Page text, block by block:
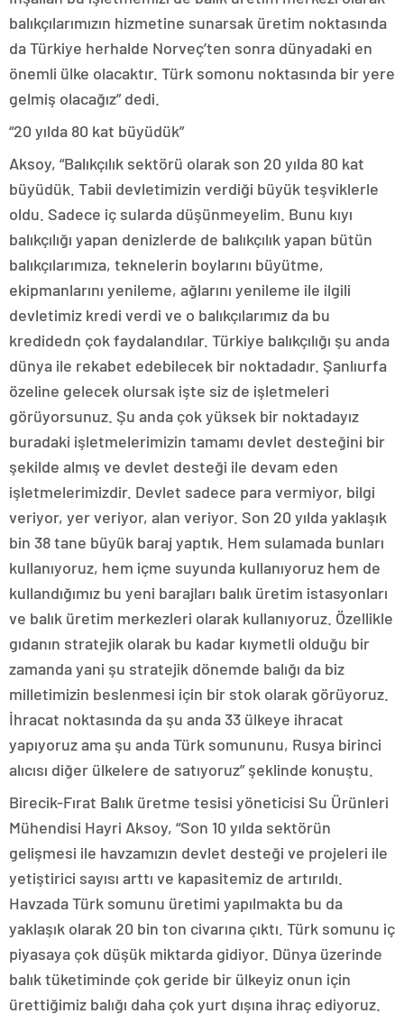
balıkçılarımızın hizmetine sunarsak üretim noktasında
da Türkiye herhalde Norveç’ten sonra dünyadaki en
önemli ülke olacaktır. Türk somonu noktasında bir yere
gelmiş olacağız” dedi.
“20 yılda 80 kat büyüdük”
Aksoy, “Balıkçılık sektörü olarak son 20 yılda 80 kat
büyüdük. Tabii devletimizin verdiği büyük teşviklerle
oldu. Sadece iç sularda düşünmeyelim. Bunu kıyı
balıkçılığı yapan denizlerde de balıkçılık yapan bütün
balıkçılarımıza, teknelerin boylarını büyütme,
ekipmanlarını yenileme, ağlarını yenileme ile ilgili
devletimiz kredi verdi ve o balıkçılarımız da bu
kredidedn çok faydalandılar. Türkiye balıkçılığı şu anda
dünya ile rekabet edebilecek bir noktadadır. Şanlıurfa
özeline gelecek olursak işte siz de işletmeleri
görüyorsunuz. Şu anda çok yüksek bir noktadayız
buradaki işletmelerimizin tamamı devlet desteğini bir
şekilde almış ve devlet desteği ile devam eden
işletmelerimizdir. Devlet sadece para vermiyor, bilgi
veriyor, yer veriyor, alan veriyor. Son 20 yılda yaklaşık
bin 38 tane büyük baraj yaptık. Hem sulamada bunları
kullanıyoruz, hem içme suyunda kullanıyoruz hem de
kullandığımız bu yeni barajları balık üretim istasyonları
ve balık üretim merkezleri olarak kullanıyoruz. Özellikle
gıdanın stratejik olarak bu kadar kıymetli olduğu bir
zamanda yani şu stratejik dönemde balığı da biz
milletimizin beslenmesi için bir stok olarak görüyoruz.
İhracat noktasında da şu anda 33 ülkeye ihracat
yapıyoruz ama şu anda Türk somununu, Rusya birinci
alıcısı diğer ülkelere de satıyoruz” şeklinde konuştu.
Birecik-Fırat Balık üretme tesisi yöneticisi Su Ürünleri
Mühendisi Hayri Aksoy, “Son 10 yılda sektörün
gelişmesi ile havzamızın devlet desteği ve projeleri ile
yetiştirici sayısı arttı ve kapasitemiz de artırıldı.
Havzada Türk somunu üretimi yapılmakta bu da
yaklaşık olarak 20 bin ton civarına çıktı. Türk somunu iç
piyasaya çok düşük miktarda gidiyor. Dünya üzerinde
balık tüketiminde çok geride bir ülkeyiz onun için
ürettiğimiz balığı daha çok yurt dışına ihraç ediyoruz.